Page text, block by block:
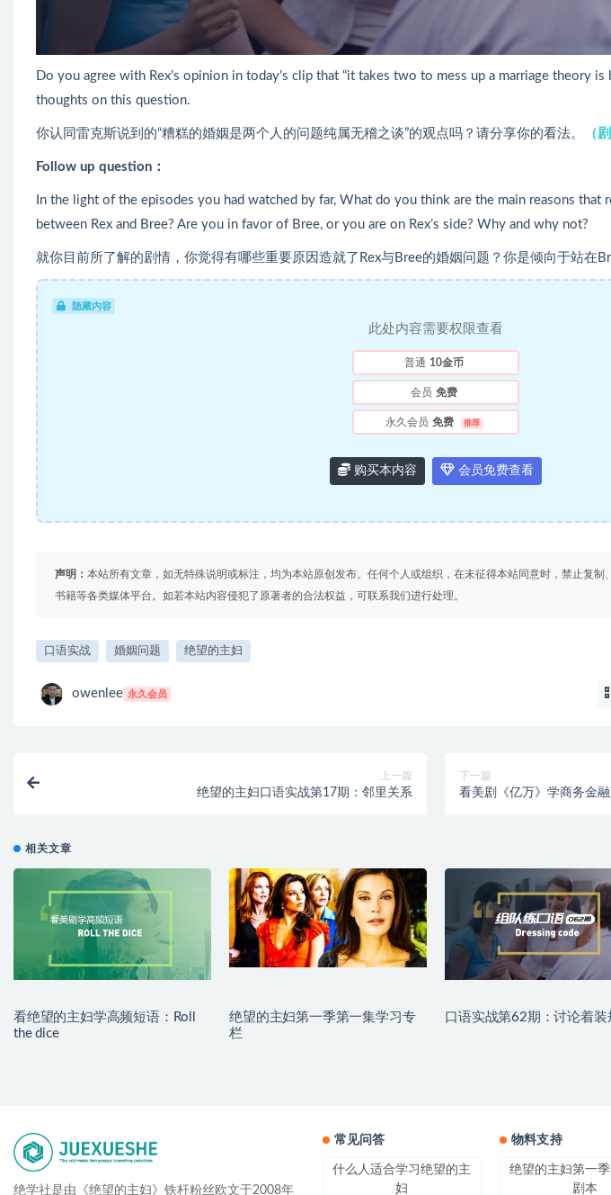
Do you agree with Rex’s opinion in today’s clip that “it takes two to mess up a marriage theory
thoughts on this question.
你认同雷克斯说到的“糟糕的婚姻是两个人的问题纯属无稽之谈”的观点吗？请分享你的看法。 （
Follow up question：
In the light of the episodes you had watched by far, What do you think are the main reasons that
between Rex and Bree? Are you in favor of Bree, or you are on Rex’s side? Why and why not?
就你目前所了解的剧情，你觉得有哪些重要原因造就了Rex与Bree的婚姻问题？你是倾向于站在
隐藏内容
此处内容需要权限查看
普通 10金币
会员 免费
永久会员 免费 推荐
购买本内容 会员免费查看
声明： 本站所有文章，如无特殊说明或标注，均为本站原创发布。任何个人或组织，在未征得本站同意时，禁止复制
书籍等各类媒体平台。如若本站内容侵犯了原著者的合法权益，可联系我们进行处理。
口语实战 婚姻问题 绝望的主妇
owenlee 永久会员
上一篇
绝望的主妇口语实战第17期：邻里关系
下一篇
看美剧《亿万》学商务金融
相关文章
看绝望的主妇学高频短语：Roll
the dice
绝望的主妇第一季第一集学习专
栏
口语实战第62期：讨论着装
绝学社是由《绝望的主妇》铁杆粉丝欧文于2008年
常见问答
什么人适合学习绝望的主
妇
物料支持
绝望的主妇第一
剧本